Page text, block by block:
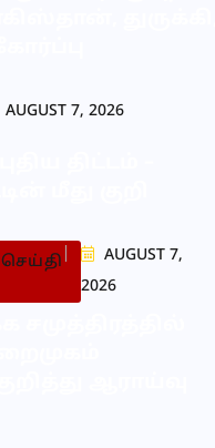
AUGUST 7, 2026
செய்தி
AUGUST 7,
2026